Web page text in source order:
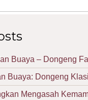
Buaya – Dongeng
Buaya: Dongeng
Mengasah